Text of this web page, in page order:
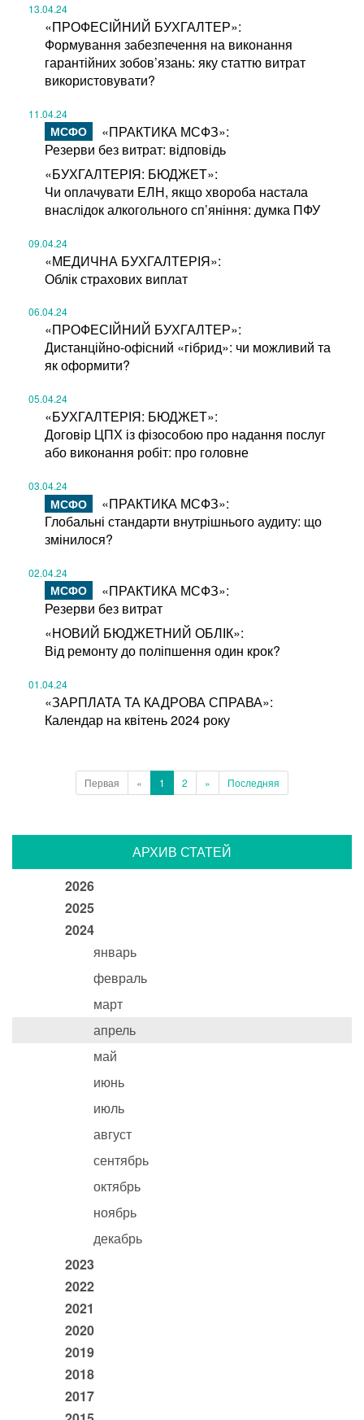
13.04.24
«ПРОФЕСІЙНИЙ БУХГАЛТЕР»:
Формування забезпечення на виконання
гарантійних зобов’язань: яку статтю витрат
використовувати?
11.04.24
«ПРАКТИКА МСФЗ»:
Резерви без витрат: відповідь
«БУХГАЛТЕРІЯ: БЮДЖЕТ»:
Чи оплачувати ЕЛН, якщо хвороба настала
внаслідок алкогольного сп’яніння: думка ПФУ
09.04.24
«МЕДИЧНА БУХГАЛТЕРІЯ»:
Облік страхових виплат
06.04.24
«ПРОФЕСІЙНИЙ БУХГАЛТЕР»:
Дистанційно-офісний «гібрид»: чи можливий та
як оформити?
05.04.24
«БУХГАЛТЕРІЯ: БЮДЖЕТ»:
Договір ЦПХ із фізособою про надання послуг
або виконання робіт: про головне
03.04.24
«ПРАКТИКА МСФЗ»:
Глобальні стандарти внутрішнього аудиту: що
змінилося?
02.04.24
«ПРАКТИКА МСФЗ»:
Резерви без витрат
«НОВИЙ БЮДЖЕТНИЙ ОБЛІК»:
Від ремонту до поліпшення один крок?
01.04.24
«ЗАРПЛАТА ТА КАДРОВА СПРАВА»:
Календар на квітень 2024 року
Первая « 1 2 » Последняя
АРХИВ СТАТЕЙ
2026
2025
2024
январь
февраль
март
апрель
май
июнь
июль
август
сентябрь
октябрь
ноябрь
декабрь
2023
2022
2021
2020
2019
2018
2017